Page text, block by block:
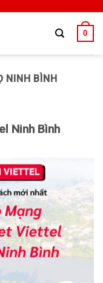
0
NINH BÌNH
Ninh Bình